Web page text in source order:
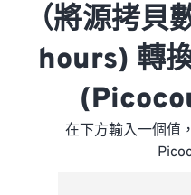
（將源拷
hours) 轉
在下方輸入一個值